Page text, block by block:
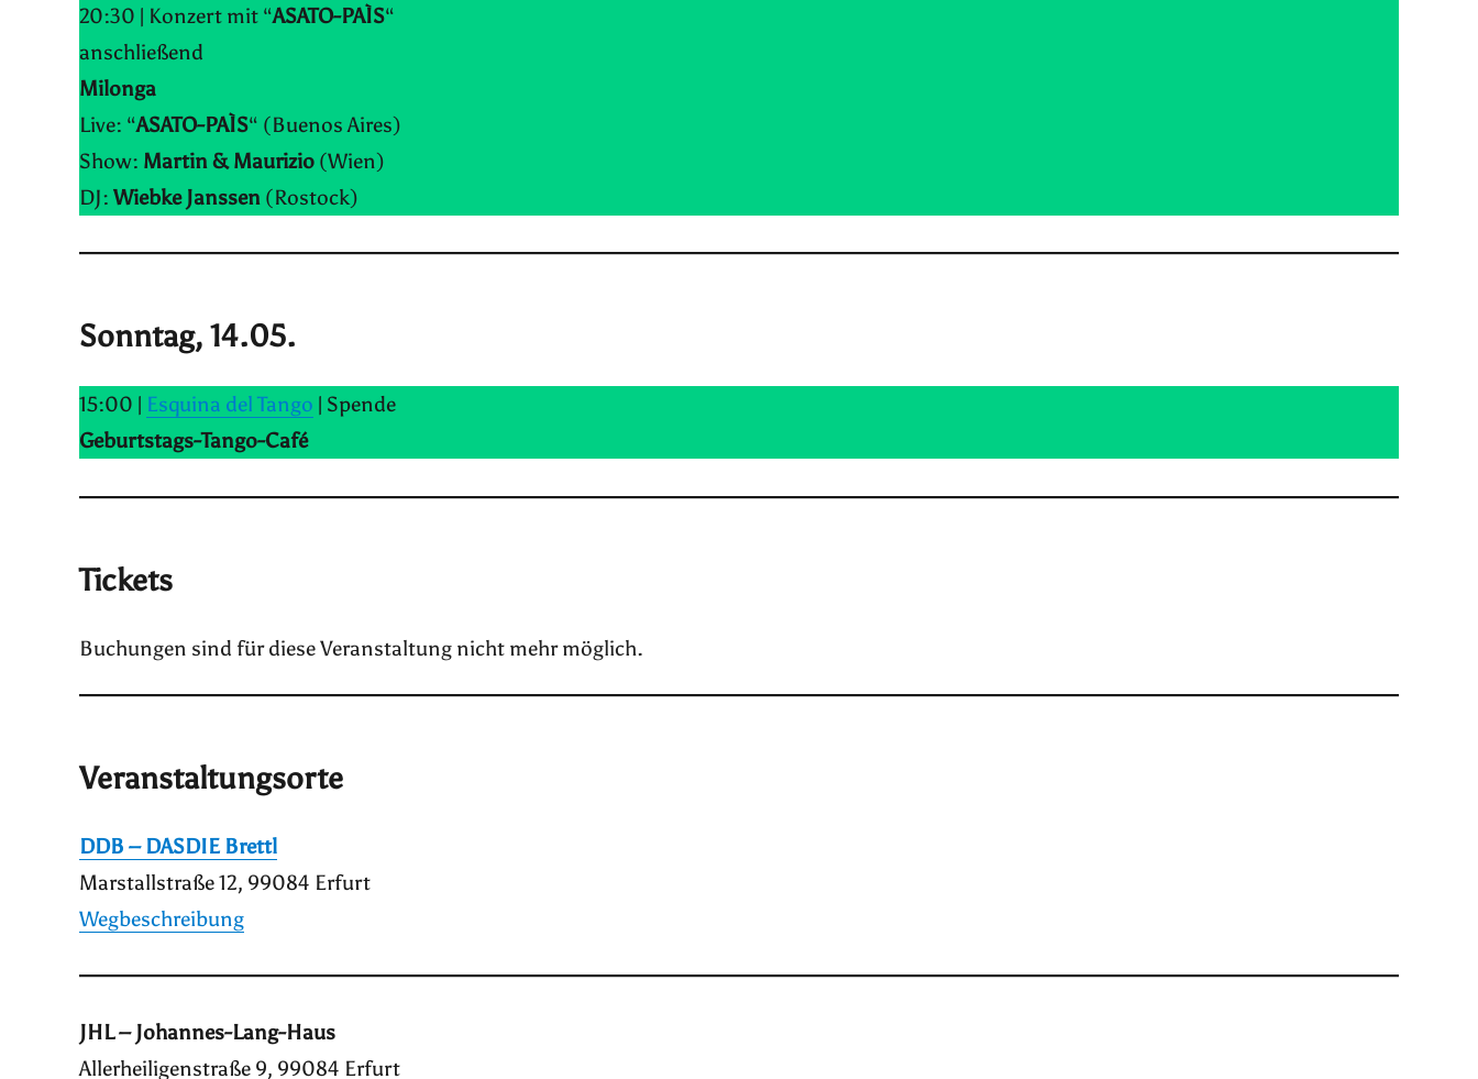
20:30 | Konzert mit “ASATO-PAÌS“
anschließend
Milonga
Live: “ASATO-PAÌS“ (Buenos Aires)
Show: Martin & Maurizio (Wien)
DJ: Wiebke Janssen (Rostock)
Sonntag, 14.05.
15:00 | Esquina del Tango | Spende
Geburtstags-Tango-Café
Tickets
Buchungen sind für diese Veranstaltung nicht mehr möglich.
Veranstaltungsorte
DDB – DASDIE Brettl
Marstallstraße 12, 99084 Erfurt
Wegbeschreibung
JHL – Johannes-Lang-Haus
Allerheiligenstraße 9, 99084 Erfurt